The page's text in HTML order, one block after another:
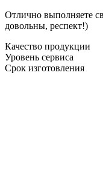
Отлично выполняете
довольны, респект!)
Качество продукции
Уровень сервиса
Срок изготовления